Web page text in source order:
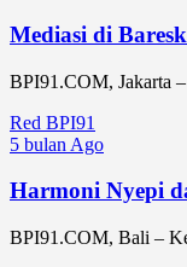
Mediasi di
BPI91.COM, Jakarta
Red BPI91
5 bulan Ago
Harmoni Nyepi
BPI91.COM, Bali –